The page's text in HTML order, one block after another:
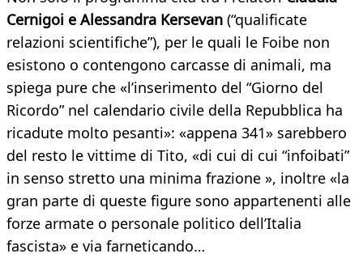
Cernigoi e Alessandra Kersevan (“qualificate
relazioni scientifiche”), per le quali le Foibe non
esistono o contengono carcasse di animali, ma
spiega pure che «l’inserimento del “Giorno del
Ricordo” nel calendario civile della Repubblica ha
ricadute molto pesanti»: «appena 341» sarebbero
del resto le vittime di Tito, «di cui di cui “infoibati”
in senso stretto una minima frazione », inoltre «la
gran parte di queste figure sono appartenenti alle
forze armate o personale politico dell’Italia
fascista» e via farneticando…